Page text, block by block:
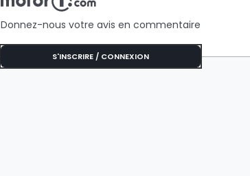
Donnez-nous votre avis en commentaire
S'INSCRIRE / CONNEXION
découvrez Destrier